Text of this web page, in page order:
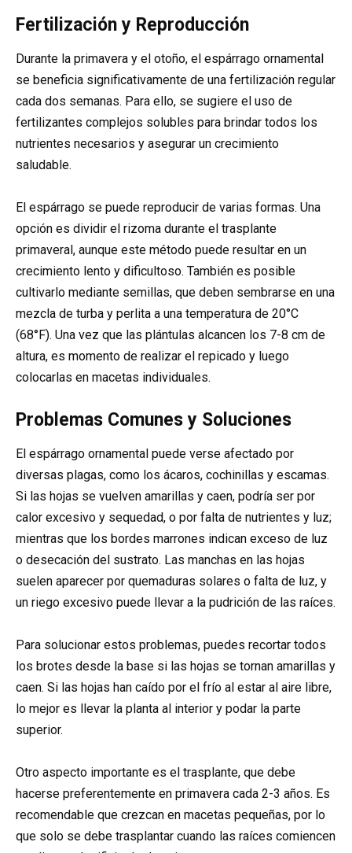
Fertilización y Reproducción
Durante la primavera y el otoño, el espárrago ornamental
se beneficia significativamente de una fertilización regular
cada dos semanas. Para ello, se sugiere el uso de
fertilizantes complejos solubles para brindar todos los
nutrientes necesarios y asegurar un crecimiento
saludable.
El espárrago se puede reproducir de varias formas. Una
opción es dividir el rizoma durante el trasplante
primaveral, aunque este método puede resultar en un
crecimiento lento y dificultoso. También es posible
cultivarlo mediante semillas, que deben sembrarse en una
mezcla de turba y perlita a una temperatura de 20°C
(68°F). Una vez que las plántulas alcancen los 7-8 cm de
altura, es momento de realizar el repicado y luego
colocarlas en macetas individuales.
Problemas Comunes y Soluciones
El espárrago ornamental puede verse afectado por
diversas plagas, como los ácaros, cochinillas y escamas.
Si las hojas se vuelven amarillas y caen, podría ser por
calor excesivo y sequedad, o por falta de nutrientes y luz;
mientras que los bordes marrones indican exceso de luz
o desecación del sustrato. Las manchas en las hojas
suelen aparecer por quemaduras solares o falta de luz, y
un riego excesivo puede llevar a la pudrición de las raíces.
Para solucionar estos problemas, puedes recortar todos
los brotes desde la base si las hojas se tornan amarillas y
caen. Si las hojas han caído por el frío al estar al aire libre,
lo mejor es llevar la planta al interior y podar la parte
superior.
Otro aspecto importante es el trasplante, que debe
hacerse preferentemente en primavera cada 2-3 años. Es
recomendable que crezcan en macetas pequeñas, por lo
que solo se debe trasplantar cuando las raíces comiencen